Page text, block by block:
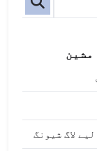
مشین
لاگ شیونگ